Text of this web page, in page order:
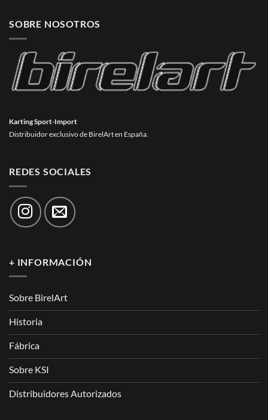
SOBRE NOSOTROS
Karting Sport-Import
Distribuidor exclusivo de BirelArt en España.
REDES SOCIALES
+ INFORMACIÓN
Sobre BirelArt
Historia
Fábrica
Sobre KSI
Distribuidores Autorizados